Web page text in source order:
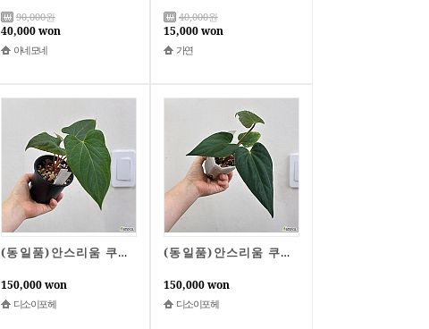
90,000원
40,000 won
아네모네
40,000원
15,000 won
가연
(동일품)안스리움 쿠나얄렌세 x FS초코레트 2번
150,000 won
디소이포헤
(동일품)안스리움 쿠나얄렌세 x FS초코레트 1번
150,000 won
디소이포헤